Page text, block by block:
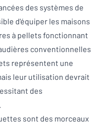
des systèmes de
d'équiper les maisons
à pellets fonctionnant
conventionnelles
représentent une
leur utilisation devrait
des
sont des morceaux